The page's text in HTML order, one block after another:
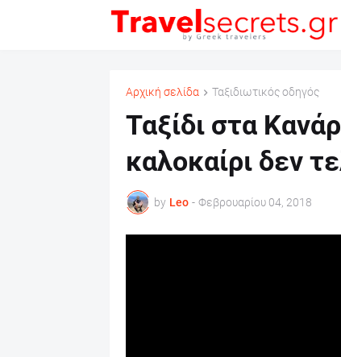
Αρχική σελίδα Ταξιδιωτικός οδηγός
Ταξίδι στα
καλοκαίρι δεν
by Leo - Φεβρουαρίου 04, 2018